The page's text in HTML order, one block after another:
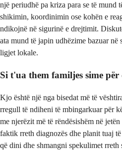
një periudhë pa kriza para se të mund
shikimin, koordinimin ose kohën e
ndikojnë në sigurinë e drejtimit.
ata mund të japin udhëzime bazuar
ligjet lokale.
Si t'ua them familjes sime për
Kjo është një nga bisedat më të
rregull të ndiheni të mbingarkuar për
me njerëzit më të rëndësishëm në
faktik rreth diagnozës dhe planit tuaj
që dini dhe shmangni spekulimet rreth